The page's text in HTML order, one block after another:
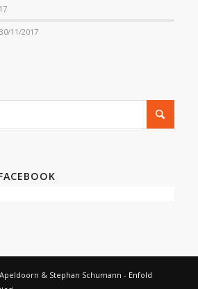
30/11/2017
& Stephan Schumann - Enfold